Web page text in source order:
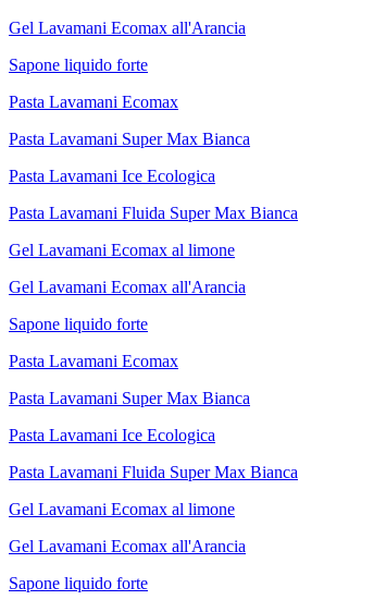
Gel Lavamani Ecomax all'Arancia
Sapone liquido forte
Pasta Lavamani Ecomax
Pasta Lavamani Super Max Bianca
Pasta Lavamani Ice Ecologica
Pasta Lavamani Fluida Super Max Bianca
Gel Lavamani Ecomax al limone
Gel Lavamani Ecomax all'Arancia
Sapone liquido forte
Pasta Lavamani Ecomax
Pasta Lavamani Super Max Bianca
Pasta Lavamani Ice Ecologica
Pasta Lavamani Fluida Super Max Bianca
Gel Lavamani Ecomax al limone
Gel Lavamani Ecomax all'Arancia
Sapone liquido forte